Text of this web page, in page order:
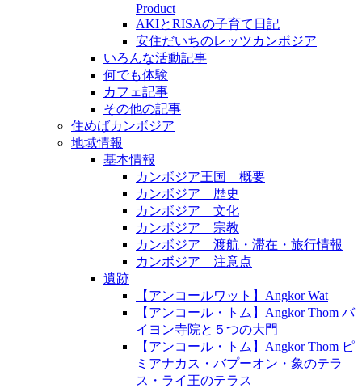
Product
AKIとRISAの子育て日記
安住だいちのレッツカンボジア
いろんな活動記事
何でも体験
カフェ記事
その他の記事
住めばカンボジア
地域情報
基本情報
カンボジア王国 概要
カンボジア 歴史
カンボジア 文化
カンボジア 宗教
カンボジア 渡航・滞在・旅行情報
カンボジア 注意点
遺跡
【アンコールワット】Angkor Wat
【アンコール・トム】Angkor Thom バ
イヨン寺院と５つの大門
【アンコール・トム】Angkor Thom ピ
ミアナカス・バプーオン・象のテラ
ス・ライ王のテラス